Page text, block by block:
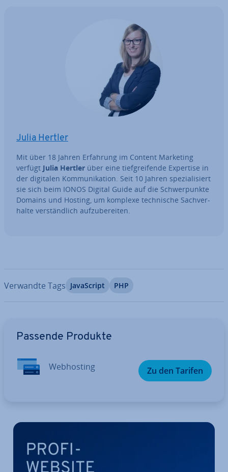
Julia Hertler
Mit über 18 Jahren Erfahrung im Content Marketing
verfügt Julia Hertler über eine tief­grei­fen­de Expertise in
der digitalen Kom­mu­ni­ka­ti­on. Seit 10 Jahren spe­zia­li­siert
sie sich beim IONOS Digital Guide auf die Schwer­punk­te
Domains und Hosting, um komplexe tech­ni­sche Sach­ver­
hal­te ver­ständ­lich auf­zu­be­rei­ten.
Verwandte Tags Ja­va­Script PHP
Passende Produkte
Web­hos­ting Zu den Tarifen